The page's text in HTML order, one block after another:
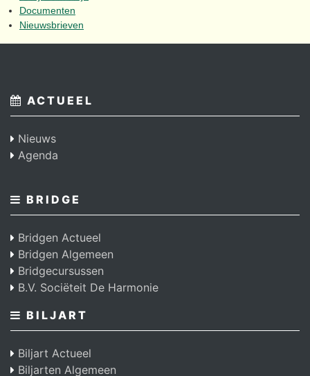
Documenten
Nieuwsbrieven
ACTUEEL
Nieuws
Agenda
BRIDGE
Bridgen Actueel
Bridgen Algemeen
Bridgecursussen
B.V. Sociëteit De Harmonie
BILJART
Biljart Actueel
Biljarten Algemeen